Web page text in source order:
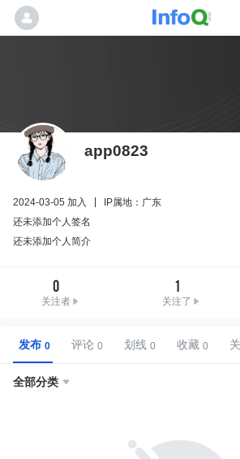
app0823
2024-03-05 加入
IP属地：广东
还未添加个人签名
还未添加个人简介
0
关注者
1
关注了
发布 评论 划线 收藏
全部分类 